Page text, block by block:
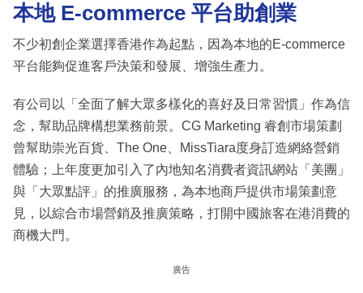
本地 E-commerce 平台助創業
不少初創企業選擇香港作為起點，因為本地的E-commerce
平台能夠促進客戶決策和發展、增強生產力。
有公司以「全面了解大眾多樣化的喜好及日常習慣」作為信
念，幫助品牌構想業務前景。CG Marketing 睿創市場策劃
曾幫助崇光百貨、The One、MissTiara度身訂造網絡營銷
體驗；上年度更加引入了內地知名消費者資訊網站「美團」
與「大眾點評」的推廣服務，為本地商戶提供市場策劃意
見，以綜合市場營銷及推廣策略，打開中國旅客在港消費的
商機大門。
廣告